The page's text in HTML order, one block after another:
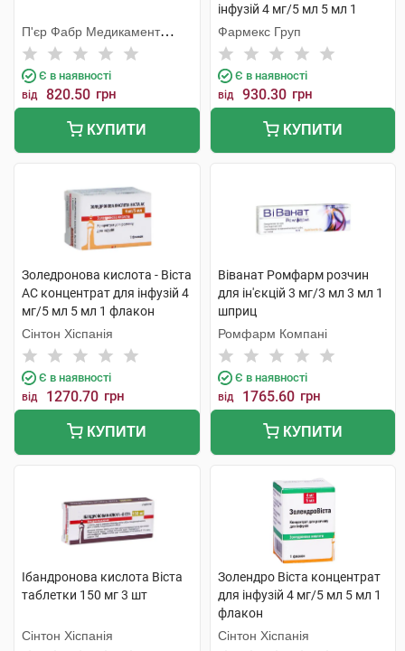
П'єр Фабр Медикамент
Продакшн
Є в наявності
від 820.50 грн
КУПИТИ
інфузій 4 мг/5 мл 5 мл 1
флакон
Фармекс Груп
Є в наявності
від 930.30 грн
КУПИТИ
Золедронова кислота - Віста
АС концентрат для інфузій 4
мг/5 мл 5 мл 1 флакон
Сінтон Хіспанія
Є в наявності
від 1270.70 грн
КУПИТИ
Віванат Ромфарм розчин
для ін'єкцій 3 мг/3 мл 3 мл 1
шприц
Ромфарм Компані
Є в наявності
від 1765.60 грн
КУПИТИ
Ібандронова кислота Віста
таблетки 150 мг 3 шт
Сінтон Хіспанія
Золендро Віста концентрат
для інфузій 4 мг/5 мл 5 мл 1
флакон
Сінтон Хіспанія